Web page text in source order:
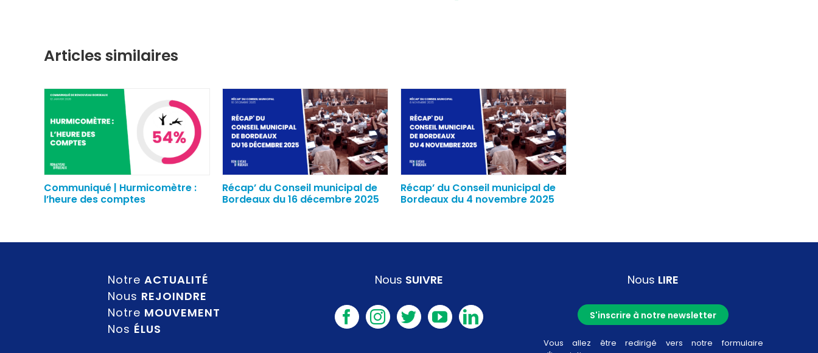
Articles similaires
Communiqué | Hurmicomètre :
l’heure des comptes
Récap’ du Conseil municipal de
Bordeaux du 16 décembre 2025
Récap’ du Conseil municipal de
Bordeaux du 4 novembre 2025
Notre ACTUALITÉ
Nous REJOINDRE
Notre MOUVEMENT
Nos ÉLUS
Nous SUIVRE Nous LIRE
S'inscrire à notre newsletter
Vous allez être redirigé vers notre formulaire